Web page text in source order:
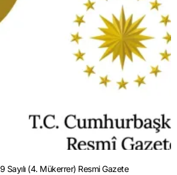
Sayılı (4. Mükerrer) Resmi Gazete